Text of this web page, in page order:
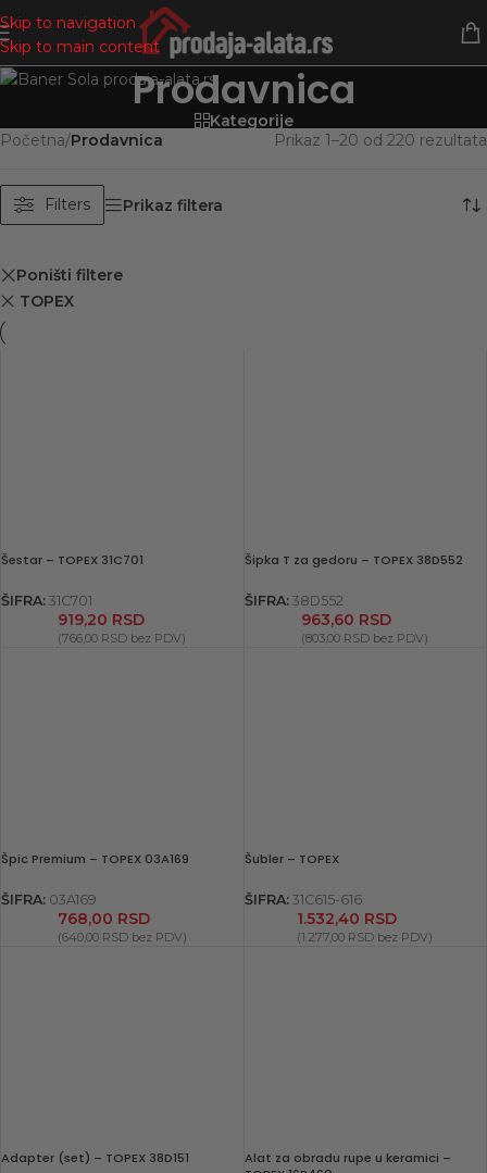
Skip to navigation
Skip to main content
Prodavnica
Kategorije
Početna/Prodavnica Prikaz 1–20 od 220 rezultata
Filters Prikaz filtera
Poništi filtere
TOPEX
Šestar – TOPEX 31C701
ŠIFRA: 31C701
919,20 RSD
(766,00 RSD bez PDV)
Šipka T za gedoru – TOPEX 38D552
ŠIFRA: 38D552
963,60 RSD
(803,00 RSD bez PDV)
Špic Premium – TOPEX 03A169
ŠIFRA: 03A169
768,00 RSD
(640,00 RSDbez PDV)
Šubler – TOPEX
ŠIFRA: 31C615-616
1.532,40 RSD
(1.277,00 RSD bez PDV)
Adapter (set) – TOPEX 38D151
Alat za obradu rupe u keramici –